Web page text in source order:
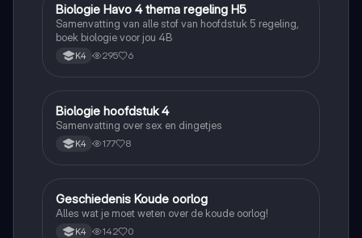
Biologie
Biologie Havo 4 thema regeling H5
Samenvatting van alle stof van hoofdstuk 5 regeling,
boek biologie voor jou 4B
K4 295 6
Biologie
Biologie hoofdstuk 4
Samenvatting over sex en dingetjes
K4 177 8
Geschiedenis
Geschiedenis Koude oorlog
Alles wat je moet weten over de koude oorlog!
K4 142 0